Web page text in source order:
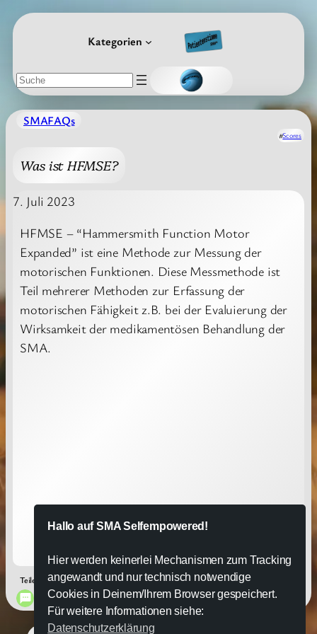
Hallo auf SMA Selfempowered!
Hier werden keinerlei Mechanismen zum Tracking
angewandt und nur technisch notwendige
Cookies in Deinem/Ihrem Browser gespeichert.
Für weitere Informationen siehe:
Datenschutzerklärung
Zum
Inhalt
Kategorien
Suchen
SMAFAQs
#Scores
Was ist HFMSE?
7. Juli 2023
HFMSE – “Hammersmith Function Motor
Expanded” ist eine Methode zur Messung der
motorischen Funktionen. Diese Messmethode ist
Teil mehrerer Methoden zur Erfassung der
motorischen Fähigkeit z.B. bei der Evaluierung der
Wirksamkeit der medikamentösen Behandlung der
SMA.
Teilen in: